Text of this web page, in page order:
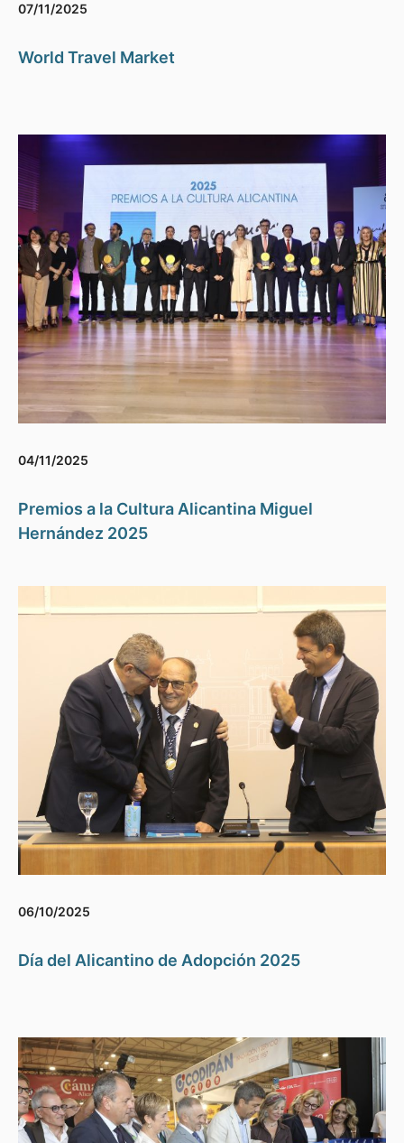
07/11/2025
World Travel Market
04/11/2025
Premios a la Cultura Alicantina Miguel
Hernández 2025
06/10/2025
Día del Alicantino de Adopción 2025